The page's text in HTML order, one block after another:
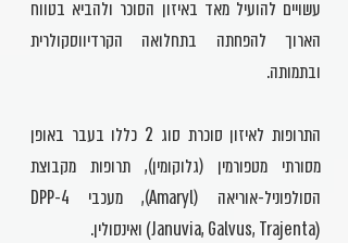
עשויים להועיל מאד באיזון הסוכר ולהביא בטווח
הארוך להפחתה בתחלואה הקרדיווסקולרית
ובתמותה.
התרופות לאיזון סוכרת סוג 2 כללו בעבר באופן
מסורתי מטפורמין (גלוקומין), תרופות מקבוצת
הסולפוניל-אוריאה (Amaryl), מעכבי DPP-4
(Januvia, Galvus, Trajenta) ואינסולין.